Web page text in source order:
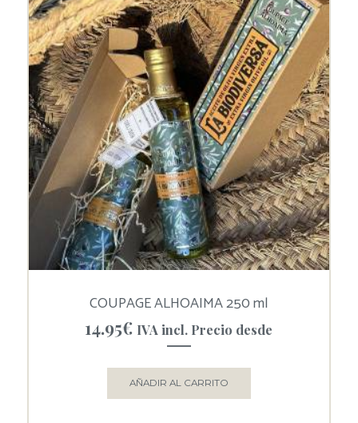
COUPAGE ALHOAIMA 250 ml
14.95€ IVA incl. Precio desde
AÑADIR AL CARRITO